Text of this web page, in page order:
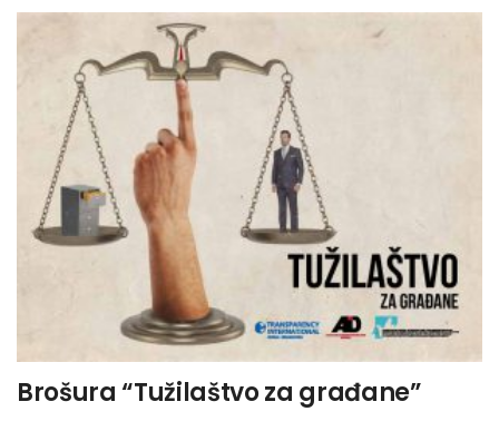
Brošura “Tužilaštvo za građane”